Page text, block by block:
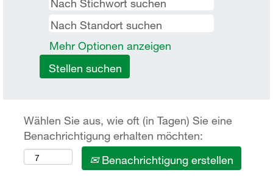
Mehr Optionen anzeigen
Wählen Sie aus, wie oft (in Tagen) Sie eine
Benachrichtigung erhalten möchten:
Benachrichtigung erstellen